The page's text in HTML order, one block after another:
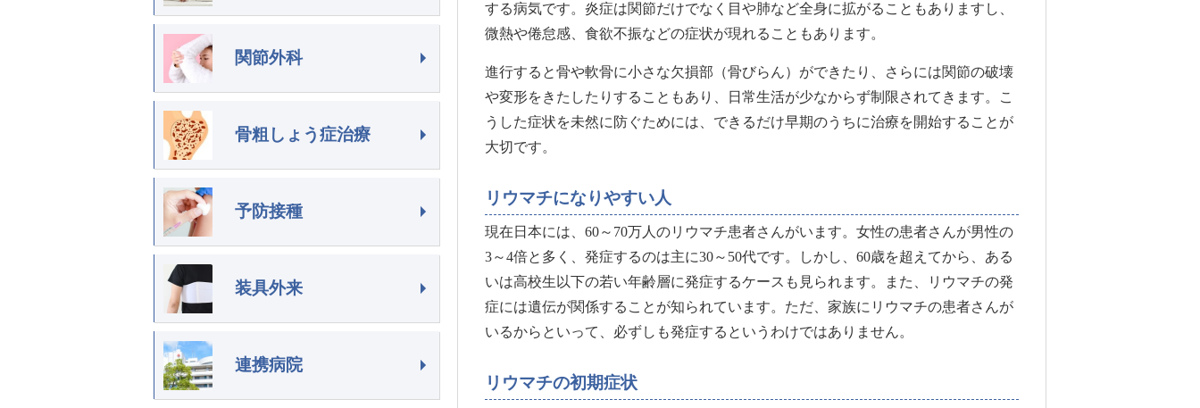
する病気です。炎症は関節だけでなく目や肺など全身に拡がることもありますし、
微熱や倦怠感、食欲不振などの症状が現れることもあります。
進行すると骨や軟骨に小さな欠損部（骨びらん）ができたり、さらには関節の破壊
や変形をきたしたりすることもあり、日常生活が少なからず制限されてきます。こ
うした症状を未然に防ぐためには、できるだけ早期のうちに治療を開始することが
大切です。
リウマチになりやすい人
現在日本には、60～70万人のリウマチ患者さんがいます。女性の患者さんが男性の
3～4倍と多く、発症するのは主に30～50代です。しかし、60歳を超えてから、ある
いは高校生以下の若い年齢層に発症するケースも見られます。また、リウマチの発
症には遺伝が関係することが知られています。ただ、家族にリウマチの患者さんが
いるからといって、必ずしも発症するというわけではありません。
リウマチの初期症状
関節外科
骨粗しょう症治療
予防接種
装具外来
連携病院